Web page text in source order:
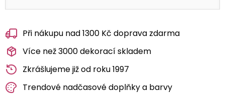
Při nákupu nad 1300 Kč doprava zdarma
Více než 3000 dekorací skladem
Zkrášlujeme již od roku 1997
Trendové nadčasové doplňky a barvy